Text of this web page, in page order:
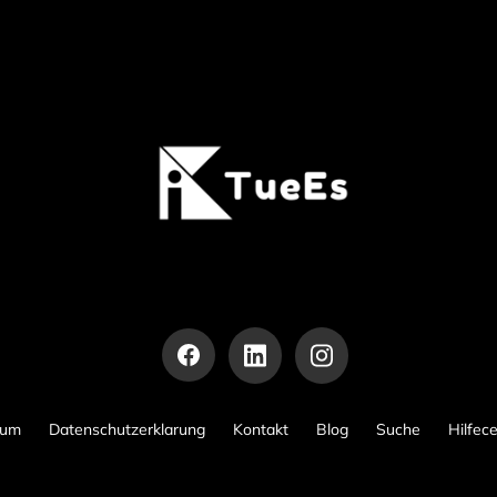
Datenschutzerklarung Kontakt Blog Suche